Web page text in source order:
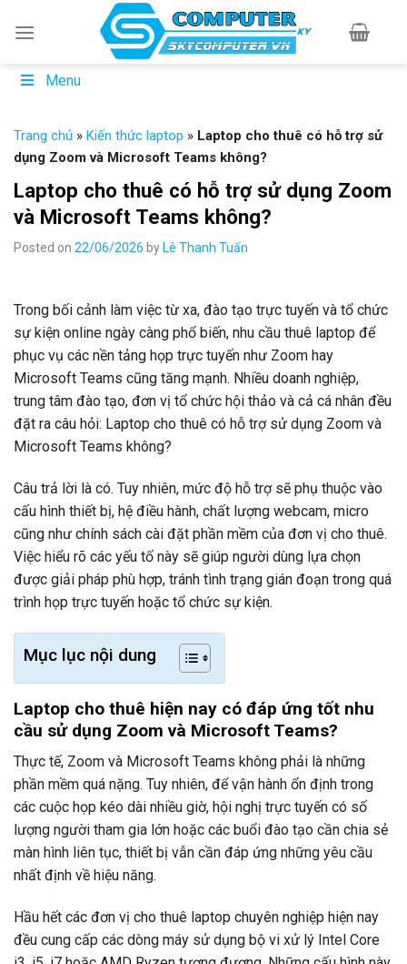
Menu
Trang chủ » Kiến thức laptop » Laptop cho thuê có hỗ trợ sử
dụng Zoom và Microsoft Teams không?
Laptop cho thuê có hỗ trợ sử dụng Zoom
và Microsoft Teams không?
Posted on 22/06/2026 by Lê Thanh Tuấn
Trong bối cảnh làm việc từ xa, đào tạo trực tuyến và tổ chức
sự kiện online ngày càng phổ biến, nhu cầu thuê laptop để
phục vụ các nền tảng họp trực tuyến như Zoom hay
Microsoft Teams cũng tăng mạnh. Nhiều doanh nghiệp,
trung tâm đào tạo, đơn vị tổ chức hội thảo và cả cá nhân đều
đặt ra câu hỏi: Laptop cho thuê có hỗ trợ sử dụng Zoom và
Microsoft Teams không?
Câu trả lời là có. Tuy nhiên, mức độ hỗ trợ sẽ phụ thuộc vào
cấu hình thiết bị, hệ điều hành, chất lượng webcam, micro
cũng như chính sách cài đặt phần mềm của đơn vị cho thuê.
Việc hiểu rõ các yếu tố này sẽ giúp người dùng lựa chọn
được giải pháp phù hợp, tránh tình trạng gián đoạn trong quá
trình họp trực tuyến hoặc tổ chức sự kiện.
Mục lục nội dung
Laptop cho thuê hiện nay có đáp ứng tốt nhu
cầu sử dụng Zoom và Microsoft Teams?
Thực tế, Zoom và Microsoft Teams không phải là những
phần mềm quá nặng. Tuy nhiên, để vận hành ổn định trong
các cuộc họp kéo dài nhiều giờ, hội nghị trực tuyến có số
lượng người tham gia lớn hoặc các buổi đào tạo cần chia sẻ
màn hình liên tục, thiết bị vẫn cần đáp ứng những yêu cầu
nhất định về hiệu năng.
Hầu hết các đơn vị cho thuê laptop chuyên nghiệp hiện nay
đều cung cấp các dòng máy sử dụng bộ vi xử lý Intel Core